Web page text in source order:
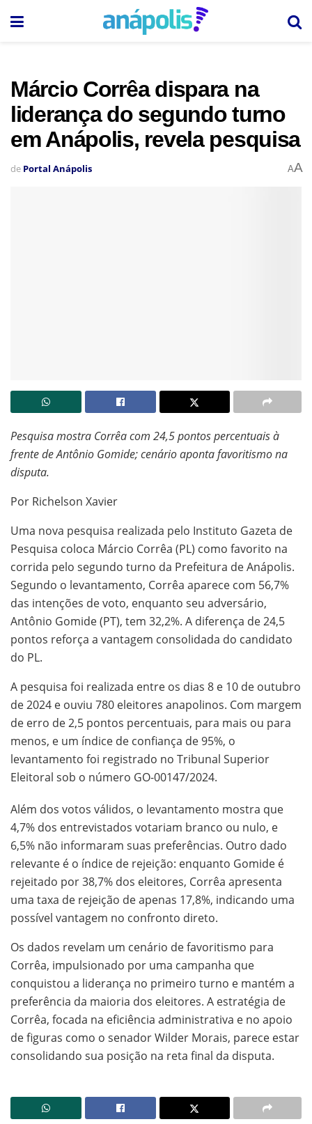
Márcio Corrêa dispara na
liderança do segundo turno
em Anápolis, revela pesquisa
de Portal Anápolis AA
Pesquisa mostra Corrêa com 24,5 pontos percentuais à
frente de Antônio Gomide; cenário aponta favoritismo na
disputa.
Por Richelson Xavier
Uma nova pesquisa realizada pelo Instituto Gazeta de
Pesquisa coloca Márcio Corrêa (PL) como favorito na
corrida pelo segundo turno da Prefeitura de Anápolis.
Segundo o levantamento, Corrêa aparece com 56,7%
das intenções de voto, enquanto seu adversário,
Antônio Gomide (PT), tem 32,2%. A diferença de 24,5
pontos reforça a vantagem consolidada do candidato
do PL.
A pesquisa foi realizada entre os dias 8 e 10 de outubro
de 2024 e ouviu 780 eleitores anapolinos. Com margem
de erro de 2,5 pontos percentuais, para mais ou para
menos, e um índice de confiança de 95%, o
levantamento foi registrado no Tribunal Superior
Eleitoral sob o número GO-00147/2024.
Além dos votos válidos, o levantamento mostra que
4,7% dos entrevistados votariam branco ou nulo, e
6,5% não informaram suas preferências. Outro dado
relevante é o índice de rejeição: enquanto Gomide é
rejeitado por 38,7% dos eleitores, Corrêa apresenta
uma taxa de rejeição de apenas 17,8%, indicando uma
possível vantagem no confronto direto.
Os dados revelam um cenário de favoritismo para
Corrêa, impulsionado por uma campanha que
conquistou a liderança no primeiro turno e mantém a
preferência da maioria dos eleitores. A estratégia de
Corrêa, focada na eficiência administrativa e no apoio
de figuras como o senador Wilder Morais, parece estar
consolidando sua posição na reta final da disputa.